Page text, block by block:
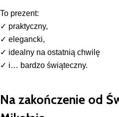
To prezent:
✓ praktyczny,
✓ elegancki,
✓ idealny na ostatnią chwilę
✓ i… bardzo świąteczny.
Na zakończenie od